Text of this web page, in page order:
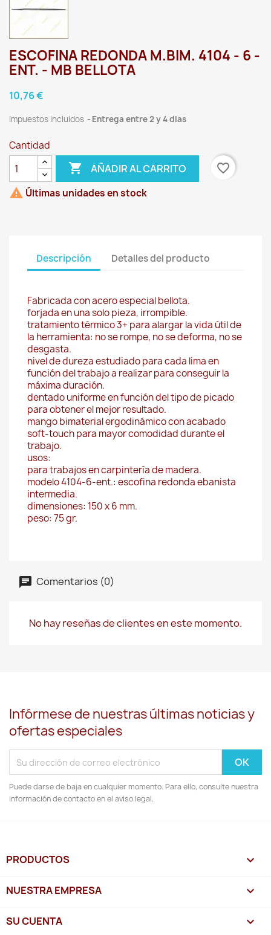
ESCOFINA REDONDA M.BIM. 4104 - 6 -
ENT. - MB BELLOTA
10,76 €
Impuestos incluidos Entrega entre 2 y 4 dias
Cantidad
 AÑADIR AL CARRITO
favorite_border
 Últimas unidades en stock
Descripción Detalles del producto
Fabricada con acero especial bellota.
forjada en una solo pieza, irrompible.
tratamiento térmico 3+ para alargar la vida útil de
la herramienta: no se rompe, no se deforma, no se
desgasta.
nivel de dureza estudiado para cada lima en
función del trabajo a realizar para conseguir la
máxima duración.
dentado uniforme en función del tipo de picado
para obtener el mejor resultado.
mango bimaterial ergodinámico con acabado
soft-touch para mayor comodidad durante el
trabajo.
usos:
para trabajos en carpintería de madera.
modelo 4104-6-ent.: escofina redonda ebanista
intermedia.
dimensiones: 150 x 6 mm.
peso: 75 gr.
Comentarios (0)
No hay reseñas de clientes en este momento.
Infórmese de nuestras últimas noticias y
ofertas especiales
Puede darse de baja en cualquier momento. Para ello, consulte nuestra
información de contacto en el aviso legal.
PRODUCTOS 
NUESTRA EMPRESA 
SU CUENTA 